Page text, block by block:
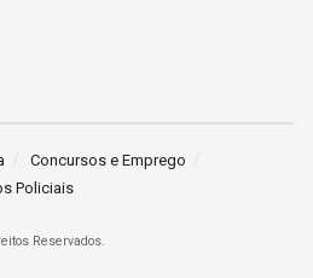
Concursos e Emprego
Policiais
Reservados.